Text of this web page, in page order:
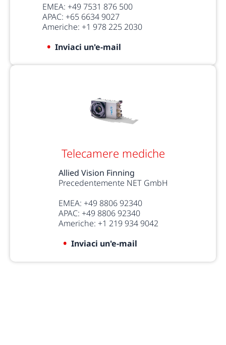
EMEA: +49 7531 876 500
APAC: +65 6634 9027
Americhe: +1 978 225 2030
Inviaci un'e-mail
Telecamere mediche
Allied Vision Finning
Precedentemente NET GmbH
EMEA: +49 8806 92340
APAC: +49 8806 92340
Americhe: +1 219 934 9042
Inviaci un'e-mail